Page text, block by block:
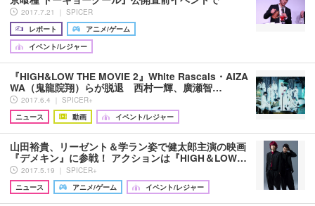
2017.7.21 ｜ SPICER
レポート
アニメ/ゲーム
イベント/レジャー
『HiGH&LOW THE MOVIE 2』White Rascals・AIZA
WA（鬼龍院翔）らが脱退 西村一輝、廣瀬智…
2017.6.4 ｜ SPICER+
ニュース
動画 イベント/レジャー
山田裕貴、リーゼント＆学ラン姿で健太郎主演の映画
『デメキン』に参戦！ アクションは『HiGH＆LOW…
2017.5.19 ｜ SPICER+
ニュース
アニメ/ゲーム イベント/レジャー